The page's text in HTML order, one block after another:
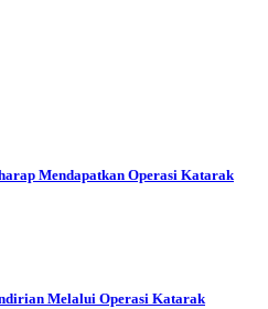
Mendapatkan Operasi Katarak
Melalui Operasi Katarak